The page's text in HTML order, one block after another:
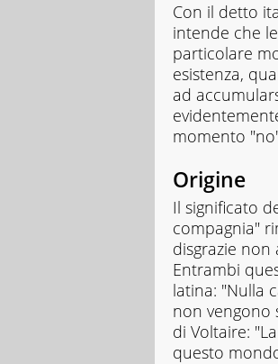
Con il detto
intende che
particolare
esistenza,
ad
momento
Origine
Il significato
compagnia"
disgrazie non
Entrambi
latina: "Nulla
non vengono
di Voltaire:
questo